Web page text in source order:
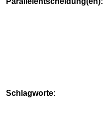
Schlagworte: